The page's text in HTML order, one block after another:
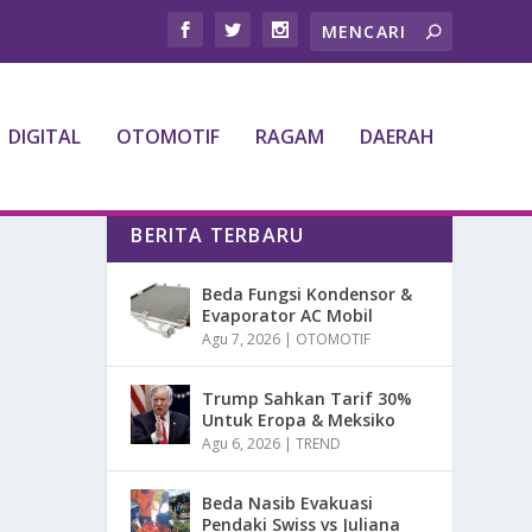
DIGITAL OTOMOTIF RAGAM DAERAH
BERITA TERBARU
Beda Fungsi Kondensor &
Evaporator AC Mobil
Agu 7, 2026 | OTOMOTIF
Trump Sahkan Tarif 30%
Untuk Eropa & Meksiko
Agu 6, 2026 |TREND
Beda Nasib Evakuasi
Pendaki Swiss vs Juliana